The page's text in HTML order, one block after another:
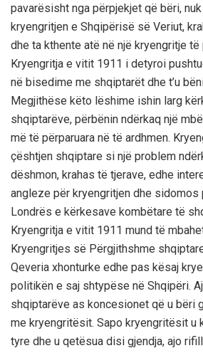
pavarësisht nga përpjekjet që bëri,
kryengritjen e Shqipërisë së Veriut,
dhe ta kthente atë në një kryengritje të
Kryengritja e vitit 1911 i detyroi
në bisedime me shqiptarët dhe t’u
Megjithëse këto lëshime ishin larg
shqiptarëve, përbënin ndërkaq një
më të përparuara në të ardhmen.
çështjen shqiptare si një problem
dëshmon, krahas të tjerave, edhe
angleze për kryengritjen dhe sidomos
Londrës e kërkesave kombëtare të
Kryengritja e vitit 1911 mund të
Kryengritjes së Përgjithshme
Qeveria xhonturke edhe pas kësaj
politikën e saj shtypëse në Shqipëri.
shqiptarëve as koncesionet që u bëri
me kryengritësit. Sapo kryengritësit u
tyre dhe u qetësua disi gjendja, ajo